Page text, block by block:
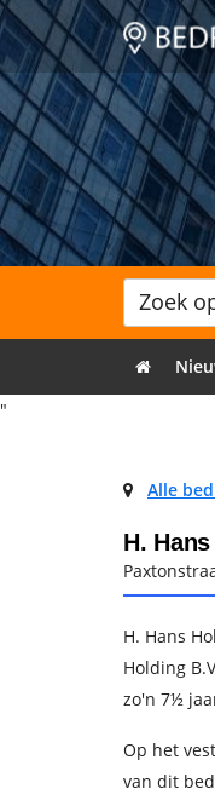
"
Alle
H.
H. Hans
Holding
zo'n 7½
Op het
van dit